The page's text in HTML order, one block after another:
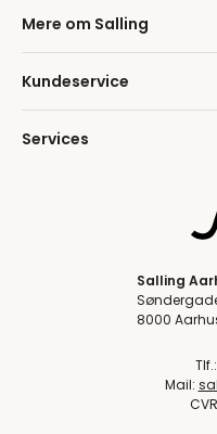
Mere om Salling
Kundeservice
Services
Salling
8000
Mail: